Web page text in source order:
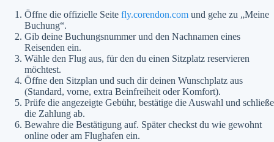
Öffne die offizielle Seite fly.corendon.com und gehe zu „Meine
Buchung“.
Gib deine Buchungsnummer und den Nachnamen eines
Reisenden ein.
Wähle den Flug aus, für den du einen Sitzplatz reservieren
möchtest.
Öffne den Sitzplan und such dir deinen Wunschplatz aus
(Standard, vorne, extra Beinfreiheit oder Komfort).
Prüfe die angezeigte Gebühr, bestätige die Auswahl und schließe
die Zahlung ab.
Bewahre die Bestätigung auf. Später checkst du wie gewohnt
online oder am Flughafen ein.